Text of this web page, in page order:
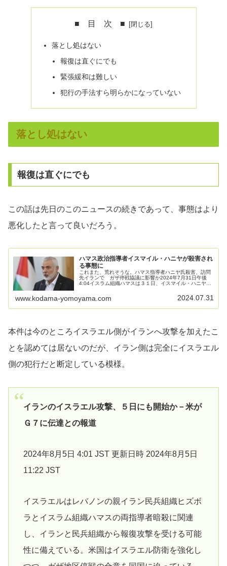
■ 目 次 ■
落とし処はない
報復は直ぐにでも
緊張緩和は難しい
犯行の手法すら明らかになっていない
落とし処はない
報復は直ぐにでも
この話は先日のこのニュースの続きであって、事態はより
悪化したと言って良いだろう。
ハマス政治指導者イスマイル・ハニヤが殺害され
る事態に
これまた、荒れそうな。ハマス指導者ハニヤ氏殺害、訪問
先イランで ガザ停戦協議に影響か2024年7月31日午後
4:04イスラム組織ハマスは３１日、イスマイル・ハニヤ最
www.kodama-yomoyama.com 2024.07.31
本件は今のところイスラエル側がイランへ攻撃を加えたこ
とを認めては居ないのだが、イラン側は完全にイスラエル
側の犯行だと断定している模様。
イランのイスラエル攻撃、５日にも開始か－米が
Ｇ７に伝達との報道
2024年8月5日 4:01 JST 更新日時 2024年8月5日
11:22 JST
イスラエルはレバノンの親イラン民兵組織ヒズボ
ラとイスラム組織ハマスの両指導者暗殺に関連
し、イランと民兵組織から報復攻撃を受ける可能
性に備えている。米国はイスラエル防衛を強化し